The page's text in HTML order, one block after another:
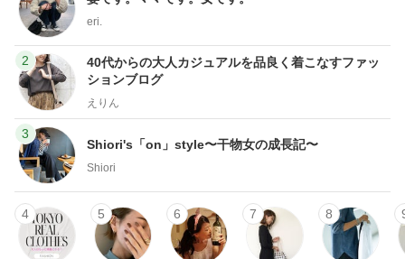
eri.
2
40代からの大人カジュアルを品良く着こなすファッ
ションブログ
えりん
3
Shiori's「on」style〜干物女の成長記〜
Shiori
4 5 6 7 8